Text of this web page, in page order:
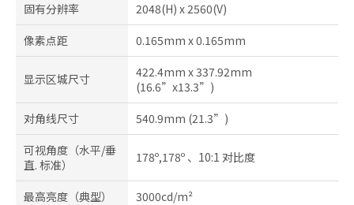
固有分辨率
2048(H) x 2560(V)
像素点距
0.165mm x 0.165mm
显示区城尺寸
422.4mm x 337.92mm
(16.6”x13.3”)
对角线尺寸
540.9mm (21.3”)
可视角度（水平/垂
直. 标准）
178º,178º 、10:1 对比度
最高亮度（典型）
3000cd/m²